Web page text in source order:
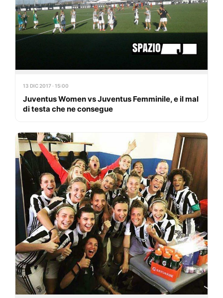
13 DIC 2017 · 15:00
Juventus Women vs Juventus Femminile, e il mal
di testa che ne consegue